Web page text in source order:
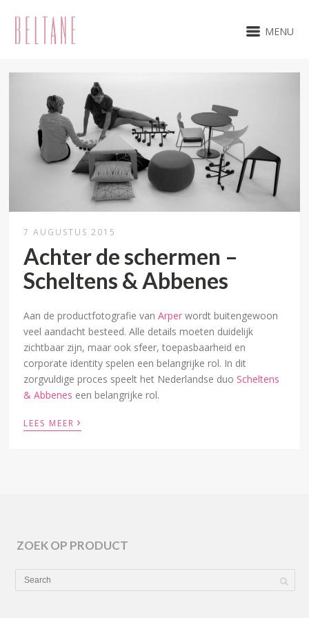
MENU
7 AUGUSTUS 2015
Achter de schermen –
Scheltens & Abbenes
Aan de productfotografie vanArper wordt buitengewoon
veel aandacht besteed. Alle details moeten duidelijk
zichtbaar zijn, maar ook sfeer, toepasbaarheid en
corporate identity spelen een belangrijke rol. In dit
zorgvuldige proces speelt het Nederlandse duoScheltens
& Abbenes een belangrijke rol.
LEES MEER ›
ZOEK OP PRODUCT